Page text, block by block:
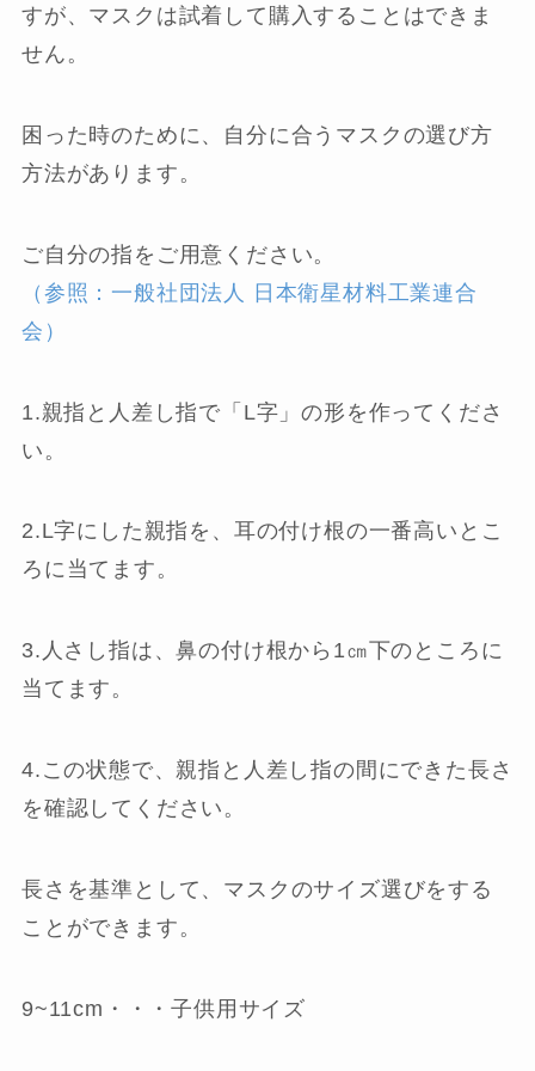
すが、マスクは試着して購入することはできま
せん。
困った時のために、自分に合うマスクの選び方
方法があります。
ご自分の指をご用意ください。
（参照：一般社団法人 日本衛星材料工業連合
会）
1.親指と人差し指で「L字」の形を作ってくださ
い。
2.L字にした親指を、耳の付け根の一番高いとこ
ろに当てます。
3.人さし指は、鼻の付け根から1㎝下のところに
当てます。
4.この状態で、親指と人差し指の間にできた長さ
を確認してください。
長さを基準として、マスクのサイズ選びをする
ことができます。
9~11cm・・・子供用サイズ